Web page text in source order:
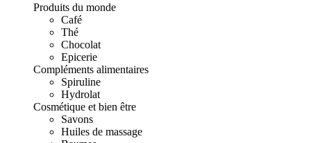
Produits du monde
Café
Thé
Chocolat
Epicerie
Compléments alimentaires
Spiruline
Hydrolat
Cosmétique et bien être
Savons
Huiles de massage